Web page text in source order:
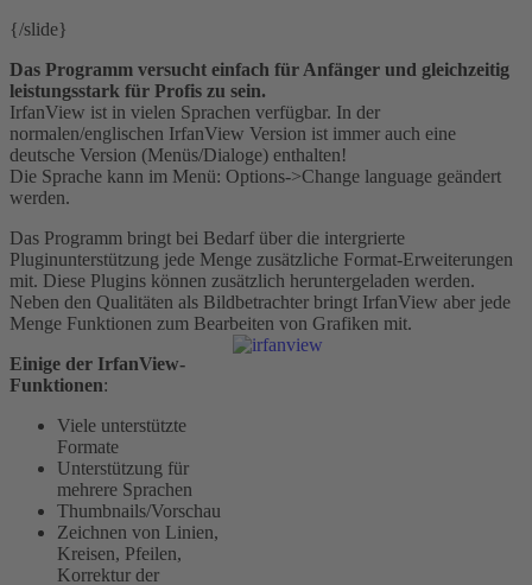
{/slide}
Das Programm versucht einfach für Anfänger und gleichzeitig
leistungsstark für Profis zu sein.
IrfanView ist in vielen Sprachen verfügbar. In der
normalen/englischen IrfanView Version ist immer auch eine
deutsche Version (Menüs/Dialoge) enthalten!
Die Sprache kann im Menü: Options->Change language geändert
werden.
Das Programm bringt bei Bedarf über die intergrierte
Pluginunterstützung jede Menge zusätzliche Format-Erweiterungen
mit. Diese Plugins können zusätzlich heruntergeladen werden.
Neben den Qualitäten als Bildbetrachter bringt IrfanView aber jede
Menge Funktionen zum Bearbeiten von Grafiken mit.
Einige der IrfanView-
Funktionen:
Viele unterstützte
Formate
Unterstützung für
mehrere Sprachen
Thumbnails/Vorschau
Zeichnen von Linien,
Kreisen, Pfeilen,
Korrektur der